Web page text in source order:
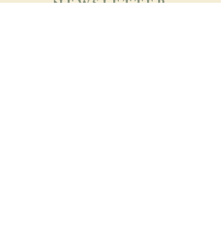
NEWSLETTER